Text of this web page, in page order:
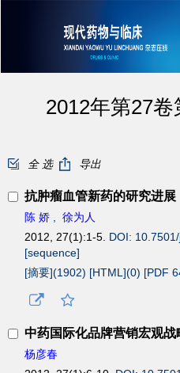
2012年第27
全 选 导出
抗肿瘤血管新药的研究进展
陈 娇 , 徐为人
2012, 27(1):1-5. DOI:
[sequence]
[摘要](1902) [HTML](0) [PDF
中药国际化品牌营销宏观战
杨彦春